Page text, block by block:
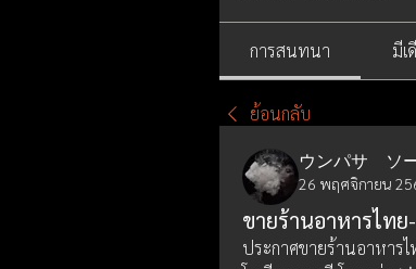
การสนทนา มีเ
ย้อนกลับ
ウンパサ ソ
26 พฤศจิกายน
ขายร้านอาหารไทย
ประกาศขายร้านอาหารไ